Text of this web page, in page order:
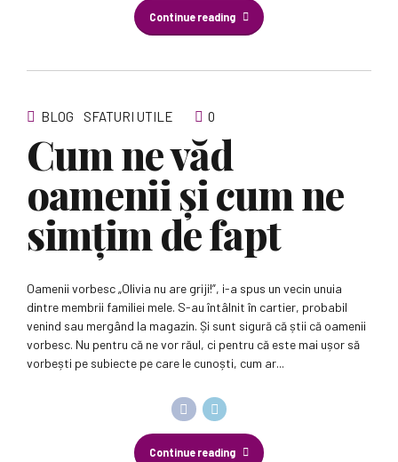
Continue reading
BLOG SFATURI UTILE 0
Cum ne văd
oamenii și cum ne
simțim de fapt
Oamenii vorbesc „Olivia nu are griji!”, i-a spus un vecin unuia
dintre membrii familiei mele. S-au întâlnit în cartier, probabil
venind sau mergând la magazin. Și sunt sigură că știi că oamenii
vorbesc. Nu pentru că ne vor răul, ci pentru că este mai ușor să
vorbești pe subiecte pe care le cunoști, cum ar...
Continue reading